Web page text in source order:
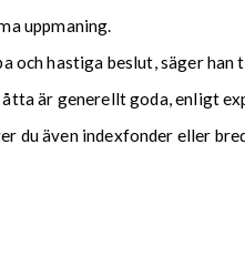
uppmaning.
och hastiga beslut, säger han
är generellt goda, enligt
du även indexfonder eller